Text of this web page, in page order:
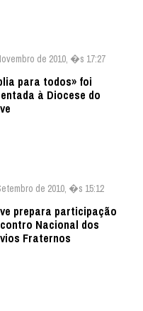
de 2010, �s 17:27
para todos» foi
à Diocese do
de 2010, �s 15:12
prepara participação
Nacional dos
Fraternos